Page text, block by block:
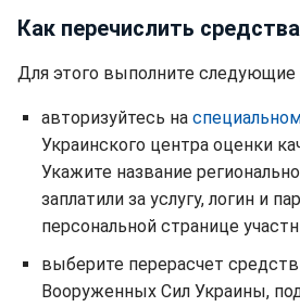
Как перечислить
Для этого выполните следующие
авторизуйтесь на
Украинского центра оценки
Укажите название
заплатили за услугу, логин и
персональной странице
выберите перерасчет
Вооруженных Сил Украины,